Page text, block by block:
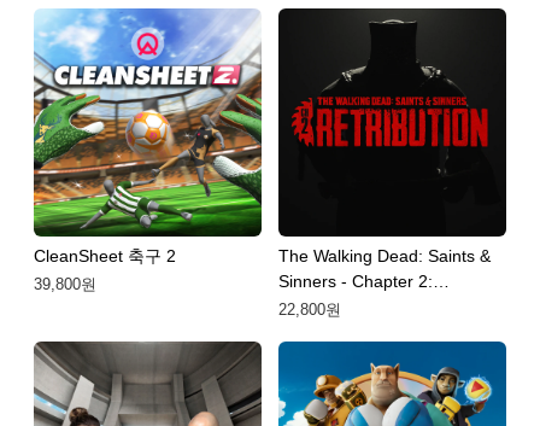
CleanSheet 축구 2
39,800원
The Walking Dead: Saints &
Sinners - Chapter 2:
Retribution
22,800원